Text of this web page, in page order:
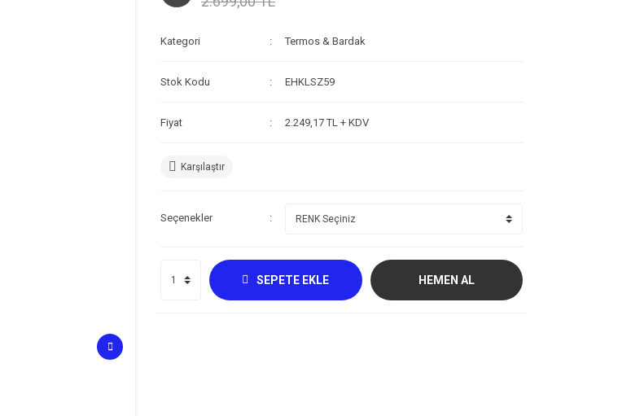
Kategori Termos & Bardak
Stok Kodu EHKLSZ59
Fiyat 2.249,17 TL + KDV
Karşılaştır
Seçenekler
SEPETE EKLE HEMEN AL